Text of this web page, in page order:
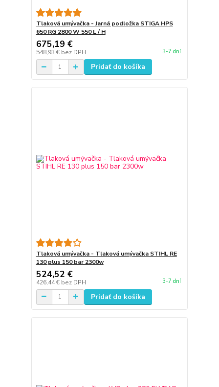
Tlaková umývačka - Jarná podložka STIGA HPS
650 RG 2800 W 550 L / H
675,19 €
548,93 € bez DPH 3-7 dní
Pridať do košíka
Tlaková umývačka - Tlaková umývačka STIHL RE
130 plus 150 bar 2300w
524,52 €
426,44 € bez DPH 3-7 dní
Pridať do košíka